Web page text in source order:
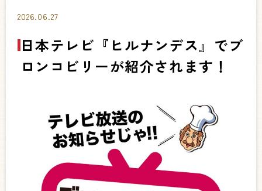
2026.06.27
日本テレビ『ヒルナンデス』でブ
ロンコビリーが紹介されます！